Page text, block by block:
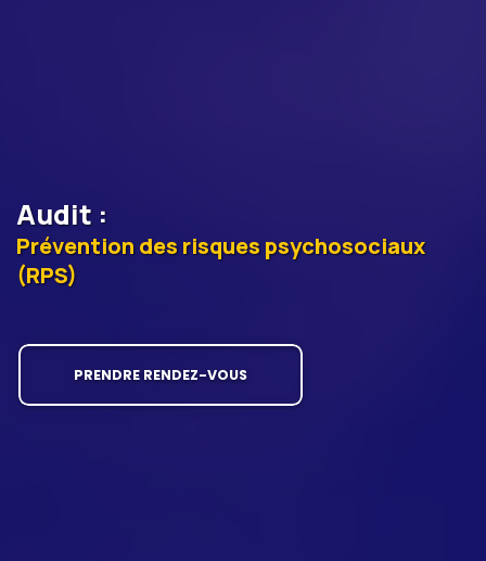
Audit :
Prévention des risques psychosociaux
(RPS)
PRENDRE RENDEZ-VOUS